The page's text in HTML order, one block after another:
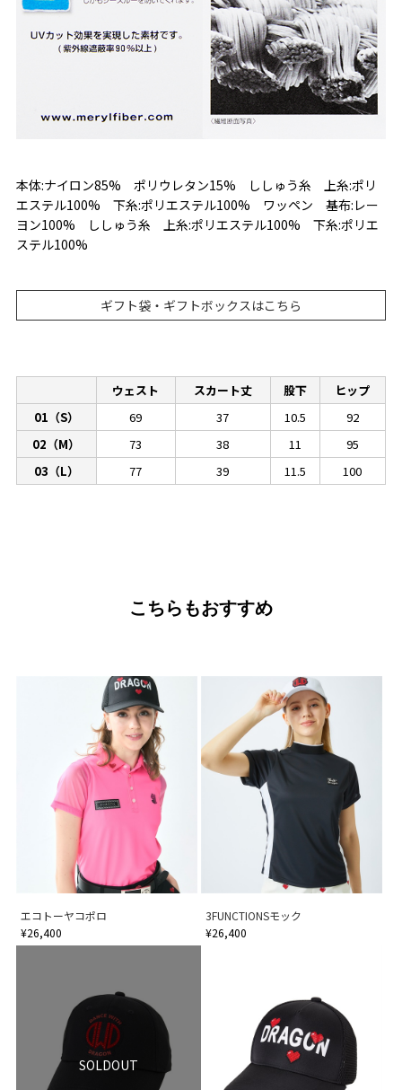
本体:ナイロン85% ポリウレタン15% ししゅう糸 上糸:ポリ
エステル100% 下糸:ポリエステル100% ワッペン 基布:レー
ヨン100% ししゅう糸 上糸:ポリエステル100% 下糸:ポリエ
ステル100%
ギフト袋・ギフトボックスはこちら
ウェスト スカート丈 股下
ヒップ
01（S）
69 37 10.5
92
02（M）
73 38 11
95
03（L）
77 39 11.5 100
こちらもおすすめ
エコトーヤコポロ
¥26,400
3FUNCTIONSモック
¥26,400
SOLDOUT